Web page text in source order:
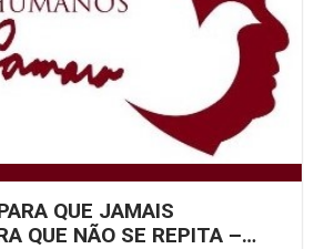
QUE JAMAIS
QUE NÃO SE REPITA –